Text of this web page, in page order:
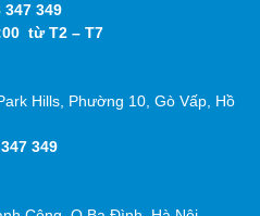
347 349
từ T2 – T7
Hills, Phường 10, Gò Vấp, Hồ
349